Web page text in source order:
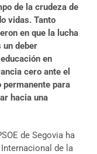
de la crudeza de
vidas. Tanto
en que la lucha
un deber
en
cero ante el
para
hacia una
de Segovia ha
de la